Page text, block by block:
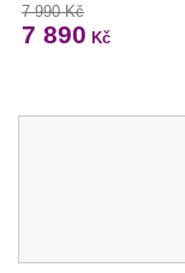
7 990 Kč
7 890 Kč